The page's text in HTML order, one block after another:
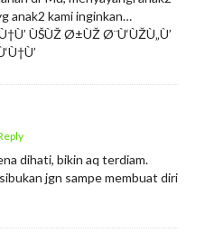
anak2 kami inginkan…
ÙŠÙŽ Ø±ÙŽ Ø¨Ù‘ÙŽÙ„Ù’
dihati, bikin aq terdiam.
jgn sampe membuat diri